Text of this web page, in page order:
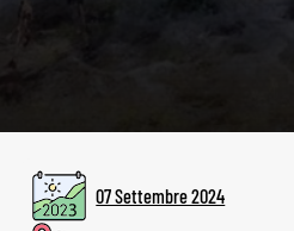
07 Settembre 2024